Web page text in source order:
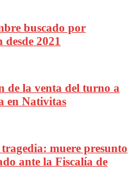
buscado por
2021
de la venta del turno a
en Nativitas
muere presunto
ante la Fiscalía de